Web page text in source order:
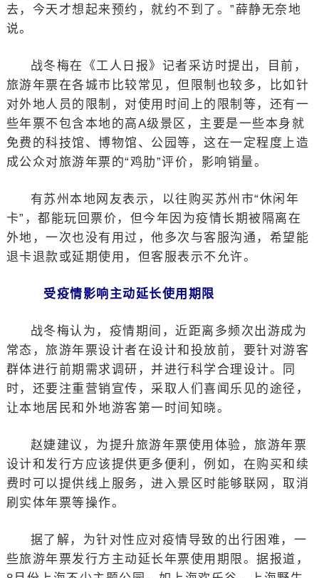
去，今天才想起来预约，就约不到了。”薛静无奈地
说。
战冬梅在《工人日报》记者采访时提出，目前，
旅游年票在各城市比较常见，但限制也较多，比如针
对外地人员的限制，对使用时间上的限制等，还有一
些年票不包含本地的高A级景区，主要是一些本身就
免费的科技馆、博物馆、公园等，这在一定程度上造
成公众对旅游年票的“鸡肋”评价，影响销量。
有苏州本地网友表示，以往购买苏州市“休闲年
卡”，都能玩回票价，但今年因为疫情长期被隔离在
外地，一次也没有用过，他多次与客服沟通，希望能
退卡退款或延期使用，但客服表示不允许。
受疫情影响主动延长使用期限
战冬梅认为，疫情期间，近距离多频次出游成为
常态，旅游年票设计者在设计和投放前，要针对游客
群体进行前期需求调研，并进行科学合理设计。同
时，还要注重营销宣传，采取人们喜闻乐见的途径，
让本地居民和外地游客第一时间知晓。
赵婕建议，为提升旅游年票使用体验，旅游年票
设计和发行方应该提供更多便利，例如，在购买和续
费时可以提供线上服务，进入景区时能够联网，取消
刷实体年票等操作。
据了解，为针对性应对疫情导致的出行困难，一
些旅游年票发行方主动延长年票使用期限。据报道，